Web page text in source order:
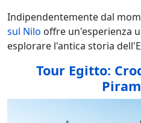
Indipendentemente dal
sul Nilo offre un'esperienza
esplorare l'antica storia
Tour Egitto: